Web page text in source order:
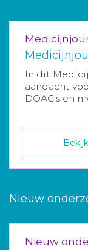
In dit
aandacht
DOAC's en
Bekijk
Nieuw
Nieuw